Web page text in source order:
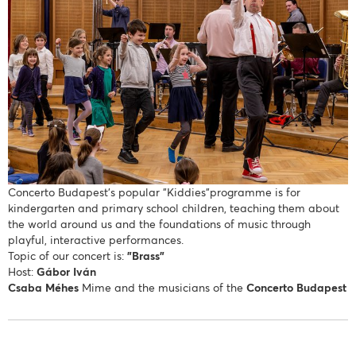
Concerto Budapest’s popular "Kiddies"programme is for
kindergarten and primary school children, teaching them about
the world around us and the foundations of music through
playful, interactive performances.
Topic of our concert is: "Brass"
Host: Gábor Iván
Csaba Méhes Mime and the musicians of the Concerto Budapest